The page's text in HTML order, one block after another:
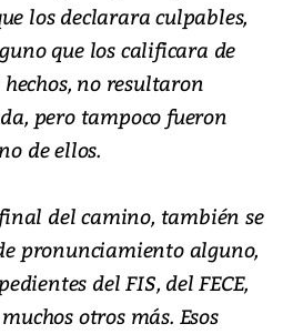
los declarara culpables,
que los calificara de
no resultaron
pero tampoco fueron
de ellos.
del camino, también se
pronunciamiento alguno,
del FIS, del FECE,
otros más. Esos